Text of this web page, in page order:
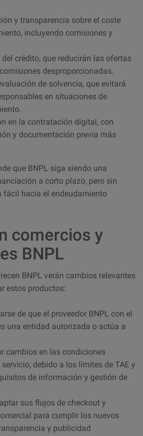
y transparencia sobre el coste
incluyendo comisiones y
crédito, que reducirán las ofertas
desproporcionadas.
de solvencia, que evitará
en situaciones de
en la contratación digital, con
y documentación previa más
que BNPL siga siendo una
a corto plazo, pero sin
fácil hacia el endeudamiento
comercios y
BNPL
BNPL verán cambios relevantes
estos productos:
de que el proveedor BNPL con el
una entidad autorizada o actúa a
cambios en las condiciones
debido a los límites de TAE y
de información y gestión de
sus flujos de checkout y
para cumplir los nuevos
y publicidad